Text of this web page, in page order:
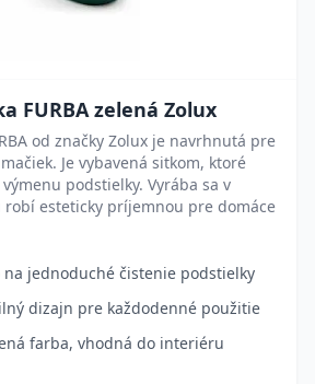
FURBA zelená Zolux
od značky Zolux je navrhnutá pre
Je vybavená sitkom, ktoré
podstielky. Vyrába sa v
esteticky príjemnou pre domáce
na jednoduché čistenie podstielky
dizajn pre každodenné použitie
farba, vhodná do interiéru